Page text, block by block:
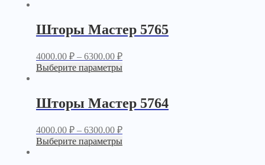
Шторы Мастер 5765
4000.00 ₽– 6300.00 ₽
Выберите параметры
Шторы Мастер 5764
4000.00 ₽– 6300.00 ₽
Выберите параметры